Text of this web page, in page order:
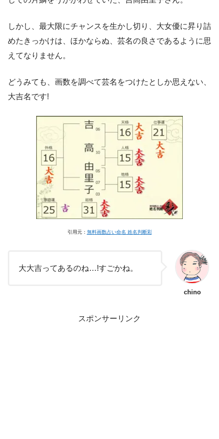
しかし、最大限にチャンスを生かし切り、大女優に昇り詰
めたきっかけは、ほかならぬ、芸名の良さであるように思
えてなりません。
どうみても、画数を調べて芸名をつけたとしか思えない、
大吉名です!
引用元： 無料画数占い命名 姓名判断彩
chino
大大吉ってあるのね…!すごかね。
スポンサーリンク